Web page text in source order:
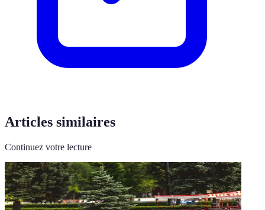
Articles similaires
Continuez votre lecture